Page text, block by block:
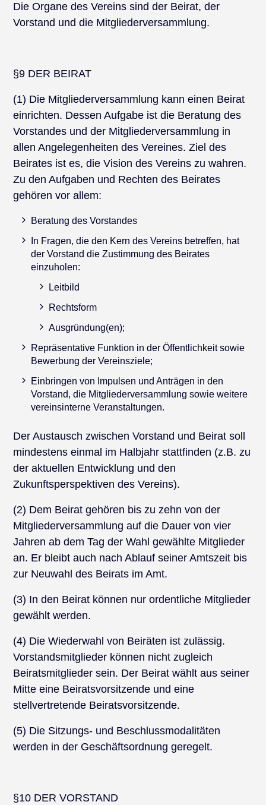
Die Organe des Vereins sind der Beirat, der
Vorstand und die Mitgliederversammlung.
§9 DER BEIRAT
(1) Die Mitgliederversammlung kann einen Beirat
einrichten. Dessen Aufgabe ist die Beratung des
Vorstandes und der Mitgliederversammlung in
allen Angelegenheiten des Vereines. Ziel des
Beirates ist es, die Vision des Vereins zu wahren.
Zu den Aufgaben und Rechten des Beirates
gehören vor allem:
Beratung des Vorstandes
In Fragen, die den Kern des Vereins betreffen, hat
der Vorstand die Zustimmung des Beirates
einzuholen:
Leitbild
Rechtsform
Ausgründung(en);
Repräsentative Funktion in der Öffentlichkeit sowie
Bewerbung der Vereinsziele;
Einbringen von Impulsen und Anträgen in den
Vorstand, die Mitgliederversammlung sowie weitere
vereinsinterne Veranstaltungen.
Der Austausch zwischen Vorstand und Beirat soll
mindestens einmal im Halbjahr stattfinden (z.B. zu
der aktuellen Entwicklung und den
Zukunftsperspektiven des Vereins).
(2) Dem Beirat gehören bis zu zehn von der
Mitgliederversammlung auf die Dauer von vier
Jahren ab dem Tag der Wahl gewählte Mitglieder
an. Er bleibt auch nach Ablauf seiner Amtszeit bis
zur Neuwahl des Beirats im Amt.
(3) In den Beirat können nur ordentliche Mitglieder
gewählt werden.
(4) Die Wiederwahl von Beiräten ist zulässig.
Vorstandsmitglieder können nicht zugleich
Beiratsmitglieder sein. Der Beirat wählt aus seiner
Mitte eine Beiratsvorsitzende und eine
stellvertretende Beiratsvorsitzende.
(5) Die Sitzungs- und Beschlussmodalitäten
werden in der Geschäftsordnung geregelt.
§10 DER VORSTAND